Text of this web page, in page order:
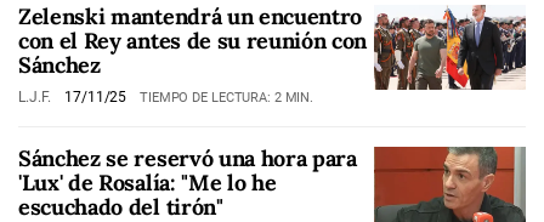
Zelenski mantendrá un encuentro
con el Rey antes de su reunión con
Sánchez
L.J.F. 17/11/25 TIEMPO DE LECTURA: 2 MIN.
Sánchez se reservó una hora para
'Lux' de Rosalía: "Me lo he
escuchado del tirón"